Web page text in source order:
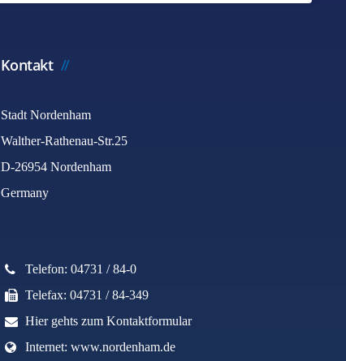
Kontakt
Stadt Nordenham
Walther-Rathenau-Str.25
D-26954 Nordenham
Germany
Telefon: 04731 / 84-0
Telefax: 04731 / 84-349
Hier gehts zum Kontaktformular
Internet: www.nordenham.de